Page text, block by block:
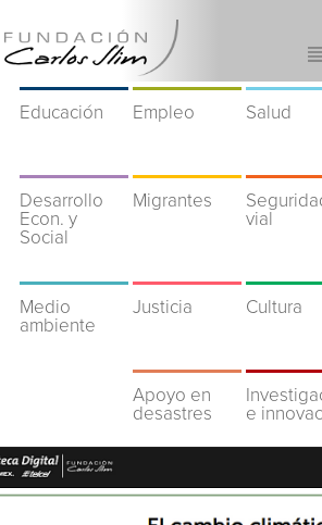
Educación Empleo Salud
Desarrollo
Econ. y
Social
Migrantes
vial
Medio
ambiente
Justicia Cultura
Apoyo en
desastres
e